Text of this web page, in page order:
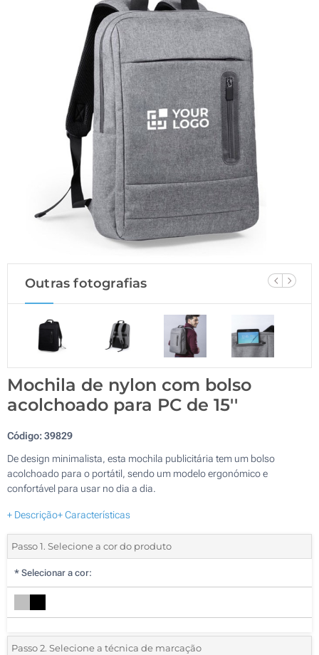
Outras fotografias
Mochila de nylon com bolso
acolchoado para PC de 15''
Código:39829
De design minimalista, esta mochila publicitária tem um bolso
acolchoado para o portátil, sendo um modelo ergonómico e
confortável para usar no dia a dia.
+ Descrição+ Características
Passo 1. Selecione a cor do produto
* Selecionar a cor:
Passo 2. Selecione a técnica de marcação